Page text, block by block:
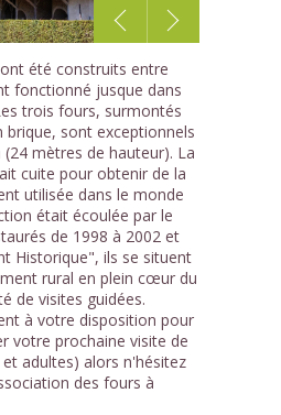
1 /2
été construits entre
fonctionné jusque dans
trois fours, surmontés
brique, sont exceptionnels
mètres de hauteur). La
cuite pour obtenir de la
utilisée dans le monde
était écoulée par le
de 1998 à 2002 et
Historique", ils se situent
rural en plein cœur du
de visites guidées.
à votre disposition pour
votre prochaine visite de
adultes) alors n'hésitez
des fours à